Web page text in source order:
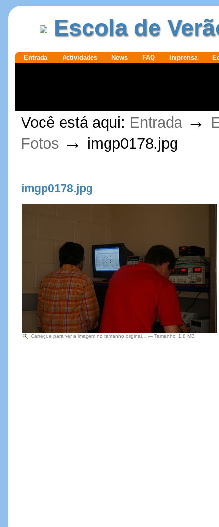
Ir para o
Escola de
SecçõesEntrada Actividades News FAQ Imprensa
Pessoais
Você está aqui: Entrada →
Fotos → imgp0178.jpg
imgp0178.jpg
Carregue para ver a imagem no tamanho original… — Tamanho: 1.8 MB